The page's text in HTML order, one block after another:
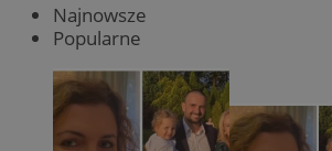
Najnowsze
Popularne